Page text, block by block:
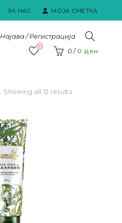
ЗА НАС МОЈА СМЕТКА
Најава / Регистрација
0
0 / 0 ден
Showing all 12 resultsSorted